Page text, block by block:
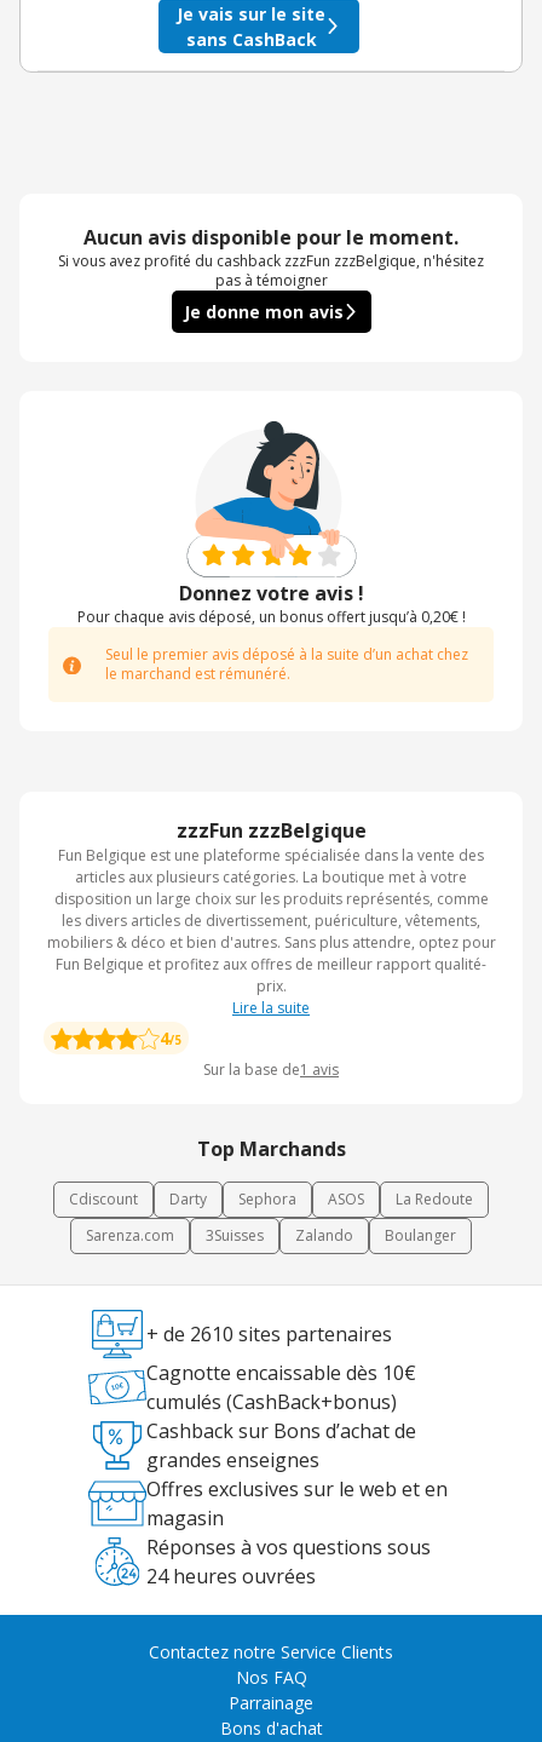
zzzFun zzzBelgique
Fun Belgique est une plateforme spécialisée dans la vente des
articles aux plusieurs catégories. La boutique met à votre
disposition un large choix sur les produits représentés, comme
les divers articles de divertissement, puériculture, vêtements,
mobiliers & déco et bien d'autres. Sans plus attendre, optez pour
Fun Belgique et profitez aux offres de meilleur rapport qualité-
prix.
Lire la suite
4/5
Sur la base de1 avis
Top Marchands
Cdiscount Darty Sephora ASOS
La Redoute
Sarenza.com
3Suisses Zalando Boulanger
Je vais sur le site
sans CashBack
Aucun avis disponible pour le moment.
Si vous avez profité du cashback zzzFun zzzBelgique, n'hésitez
pas à témoigner
Je donne mon avis
Donnez votre avis !
Pour chaque avis déposé, un bonus offert jusqu’à 0,20€ !
Seul le premier avis déposé à la suite d’un achat chez
le marchand est rémunéré.
+ de 2610 sites partenaires
Cagnotte encaissable dès 10€
cumulés (CashBack+bonus)
Cashback sur Bons d’achat de
grandes enseignes
Offres exclusives sur le web et en
magasin
Réponses à vos questions sous
24 heures ouvrées
Contactez notre Service Clients
Nos FAQ
Parrainage
Bons d'achat